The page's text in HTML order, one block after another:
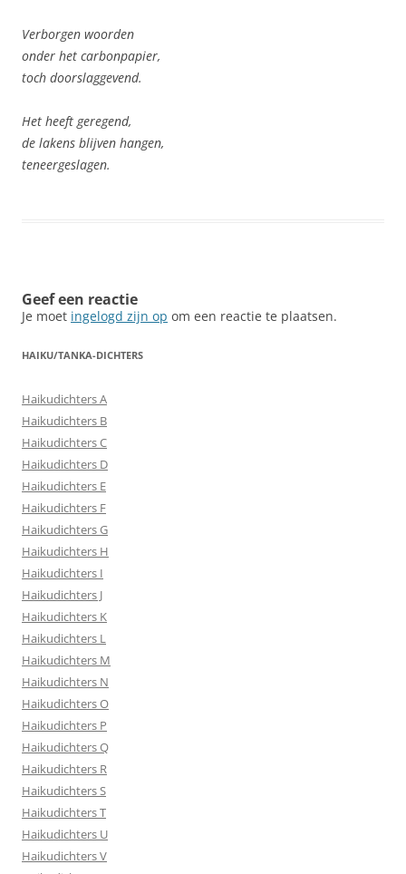
Verborgen woorden
onder het carbonpapier,
toch doorslaggevend.
Het heeft geregend,
de lakens blijven hangen,
teneergeslagen.
Geef een reactie
Je moet ingelogd zijn op om een reactie te plaatsen.
HAIKU/TANKA-DICHTERS
Haikudichters A
Haikudichters B
Haikudichters C
Haikudichters D
Haikudichters E
Haikudichters F
Haikudichters G
Haikudichters H
Haikudichters I
Haikudichters J
Haikudichters K
Haikudichters L
Haikudichters M
Haikudichters N
Haikudichters O
Haikudichters P
Haikudichters Q
Haikudichters R
Haikudichters S
Haikudichters T
Haikudichters U
Haikudichters V